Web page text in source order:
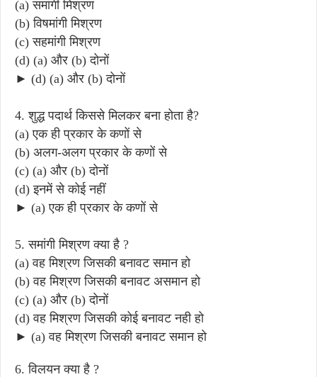
(a) समांगी मिश्रण
(b) विषमांगी मिश्रण
(c) सहमांगी मिश्रण
(d) (a) और (b) दोनों
► (d) (a) और (b) दोनों
4. शुद्ध पदार्थ किससे मिलकर बना होता है?
(a) एक ही प्रकार के कणों से
(b) अलग-अलग प्रकार के कणों से
(c) (a) और (b) दोनों
(d) इनमें से कोई नहीं
► (a) एक ही प्रकार के कणों से
5. समांगी मिश्रण क्या है ?
(a) वह मिश्रण जिसकी बनावट समान हो
(b) वह मिश्रण जिसकी बनावट असमान हो
(c) (a) और (b) दोनों
(d) वह मिश्रण जिसकी कोई बनावट नही हो
► (a) वह मिश्रण जिसकी बनावट समान हो
6. विलयन क्या है ?